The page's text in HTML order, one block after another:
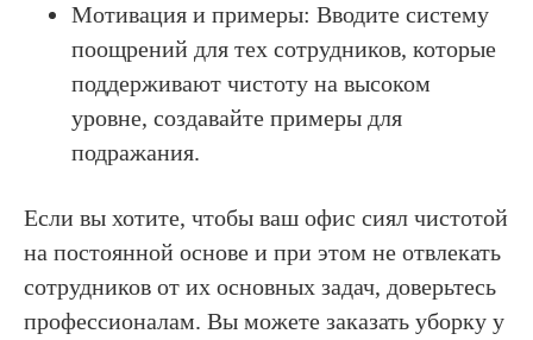
Мотивация и примеры: Вводите систему
поощрений для тех сотрудников, которые
поддерживают чистоту на высоком
уровне, создавайте примеры для
подражания.
Если вы хотите, чтобы ваш офис сиял чистотой
на постоянной основе и при этом не отвлекать
сотрудников от их основных задач, доверьтесь
профессионалам. Вы можете заказать уборку у